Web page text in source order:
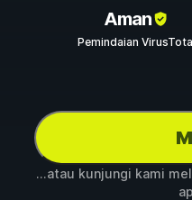
Aman
Pemindaian
...atau kunjungi kami